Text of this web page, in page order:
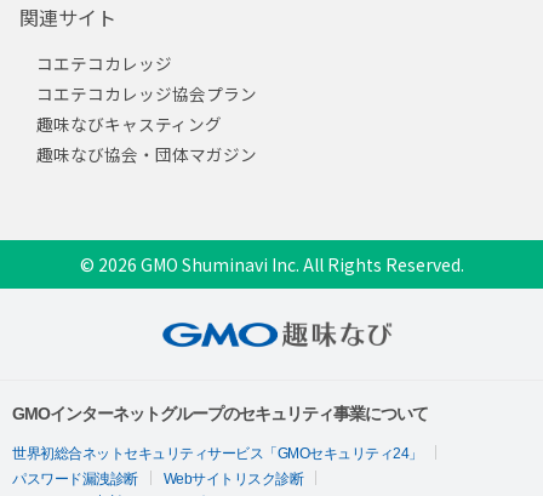
関連サイト
コエテコカレッジ
コエテコカレッジ協会プラン
趣味なびキャスティング
趣味なび協会・団体マガジン
© 2026 GMO Shuminavi Inc. All Rights Reserved.